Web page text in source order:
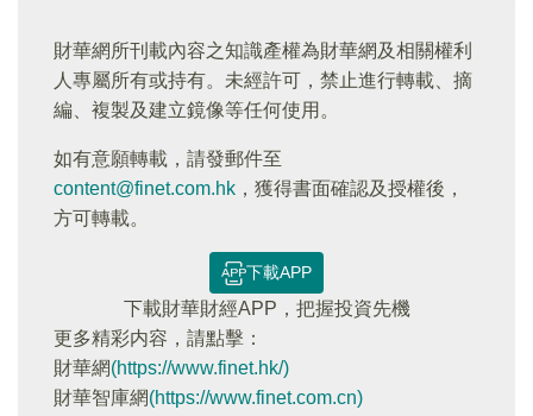
財華網所刊載內容之知識產權為財華網及相關權利
人專屬所有或持有。未經許可，禁止進行轉載、摘
編、複製及建立鏡像等任何使用。
如有意願轉載，請發郵件至
content@finet.com.hk ，獲得書面確認及授權後，
方可轉載。
下載APP
下載財華財經APP，把握投資先機
更多精彩内容，請點擊：
財華網(https://www.finet.hk/)
財華智庫網(https://www.finet.com.cn)